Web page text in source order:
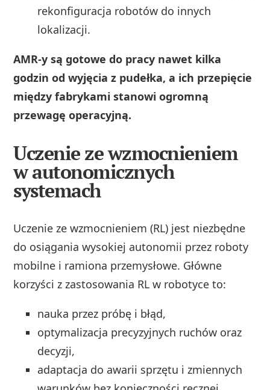
rekonfiguracja robotów do innych
lokalizacji.
AMR-y są gotowe do pracy nawet kilka
godzin od wyjęcia z pudełka, a ich przepięcie
między fabrykami stanowi ogromną
przewagę operacyjną.
Uczenie ze wzmocnieniem
w autonomicznych
systemach
Uczenie ze wzmocnieniem (RL) jest niezbędne
do osiągania wysokiej autonomii przez roboty
mobilne i ramiona przemysłowe. Główne
korzyści z zastosowania RL w robotyce to:
nauka przez próbę i błąd,
optymalizacja precyzyjnych ruchów oraz
decyzji,
adaptacja do awarii sprzętu i zmiennych